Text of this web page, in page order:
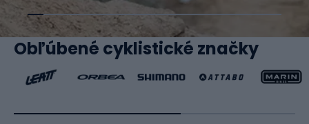
Obľúbené cyklistické značky